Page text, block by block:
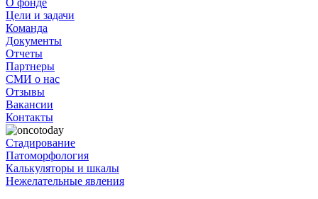
О фонде
Цели и задачи
Команда
Документы
Отчеты
Партнеры
СМИ о нас
Отзывы
Вакансии
Контакты
Стадирование
Патоморфология
Калькуляторы и шкалы
Нежелательные явления